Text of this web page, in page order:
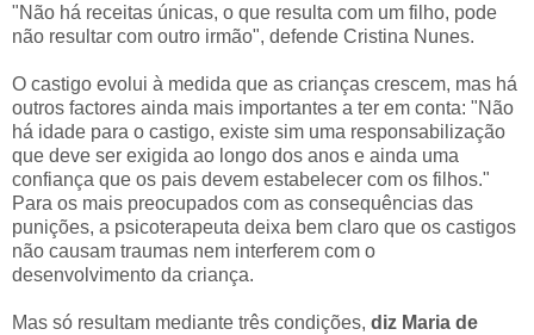
"Não há receitas únicas, o que resulta com um filho, pode
não resultar com outro irmão", defende Cristina Nunes.
O castigo evolui à medida que as crianças crescem, mas há
outros factores ainda mais importantes a ter em conta: "Não
há idade para o castigo, existe sim uma responsabilização
que deve ser exigida ao longo dos anos e ainda uma
confiança que os pais devem estabelecer com os filhos."
Para os mais preocupados com as consequências das
punições, a psicoterapeuta deixa bem claro que os castigos
não causam traumas nem interferem com o
desenvolvimento da criança.
Mas só resultam mediante três condições, diz Maria de